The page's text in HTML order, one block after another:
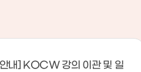
내] KOCW 강의 이관 및 일